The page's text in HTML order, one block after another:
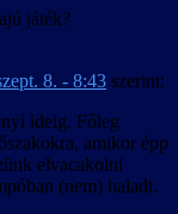
játék?
8. - 8:43 szerint:
ideig. Főleg
amikor épp
elvacakolni
(nem) haladt.